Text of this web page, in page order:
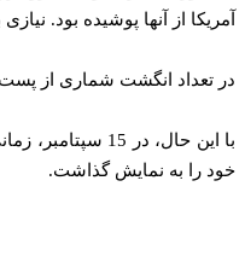
آمریکا از آنها پوشیده بود.
در تعداد انگشت شماری از پست
با این حال،
خود را به نمایش گذاشت.